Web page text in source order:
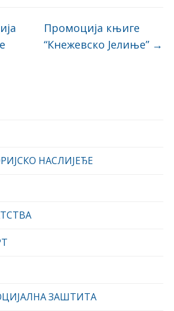
НАСЛИЈЕЂЕ
ЗАШТИТА
Промоција књиге
“Кнежевско Јелиње” →